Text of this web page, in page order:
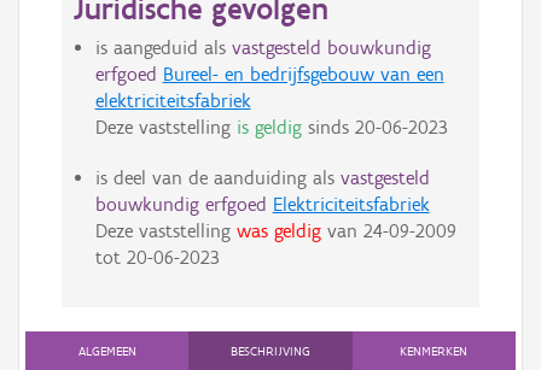
Juridische gevolgen
is aangeduid als vastgesteld bouwkundig
erfgoed Bureel- en bedrijfsgebouw van een
elektriciteitsfabriek
Deze vaststelling is geldigsinds 20-06-2023
is deel van de aanduiding als vastgesteld
bouwkundig erfgoed Elektriciteitsfabriek
Deze vaststelling was geldigvan 24-09-2009
tot 20-06-2023
ALGEMEEN BESCHRIJVING KENMERKEN